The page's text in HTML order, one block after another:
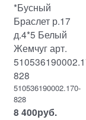
*Бусный
Браслет р.17
д.4*5 Белый
Жемчуг арт.
828
510536190002.170-
828
8 400руб.